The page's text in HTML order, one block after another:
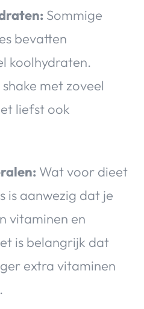
Sommige
bevatten
koolhydraten.
met zoveel
liefst ook
Wat voor dieet
is aanwezig dat je
vitaminen en
is belangrijk dat
extra vitaminen